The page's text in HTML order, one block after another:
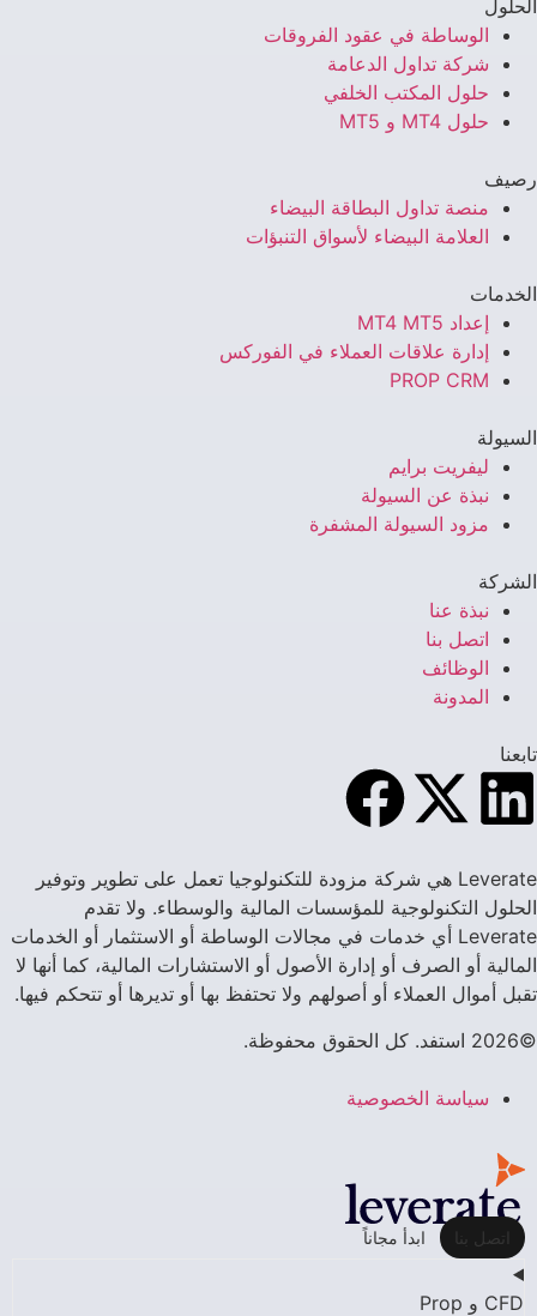
الحلول
الوساطة في عقود الفروقات
شركة تداول الدعامة
حلول المكتب الخلفي
حلول MT4 و MT5
رصيف
منصة تداول البطاقة البيضاء
العلامة البيضاء لأسواق التنبؤات
الخدمات
إعداد MT4 MT5
إدارة علاقات العملاء في الفوركس
PROP CRM
السيولة
ليفريت برايم
نبذة عن السيولة
مزود السيولة المشفرة
الشركة
نبذة عنا
اتصل بنا
الوظائف
المدونة
تابعنا
Leverate هي شركة مزودة للتكنولوجيا تعمل على تطوير وتوفير
الحلول التكنولوجية للمؤسسات المالية والوسطاء. ولا تقدم
Leverate أي خدمات في مجالات الوساطة أو الاستثمار أو الخدمات
المالية أو الصرف أو إدارة الأصول أو الاستشارات المالية، كما أنها لا
تقبل أموال العملاء أو أصولهم ولا تحتفظ بها أو تديرها أو تتحكم فيها.
©2026 استفد. كل الحقوق محفوظة.
سياسة الخصوصية
اتصل بنا ابدأ مجاناً
CFD و Prop